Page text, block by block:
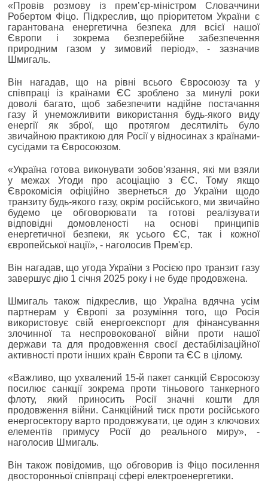
«Провів розмову із премʼєр-міністром Словаччини
Робертом Фіцо. Підкреслив, що пріоритетом України є
гарантована енергетична безпека для всієї нашої
Європи і зокрема безперебійне забезпечення
природним газом у зимовий період», - зазначив
Шмигаль.
Він нагадав, що на рівні всього Євросоюзу та у
співпраці із країнами ЄС зроблено за минулі роки
доволі багато, щоб забезпечити надійне постачання
газу й унеможливити використання будь-якого виду
енергії як зброї, що протягом десятиліть було
звичайною практикою для Росії у відносинах з країнами-
сусідами та Євросоюзом.
«Україна готова виконувати зобовʼязання, які ми взяли
у межах Угоди про асоціацію з ЄС. Тому якщо
Єврокомісія офіційно звернеться до України щодо
транзиту будь-якого газу, окрім російського, ми звичайно
будемо це обговорювати та готові реалізувати
відповідні домовленості на основі принципів
енергетичної безпеки, як усього ЄС, так і кожної
європейської нації», - наголосив Прем'єр.
Він нагадав, що угода України з Росією про транзит газу
завершує дію 1 січня 2025 року і не буде продовжена.
Шмигаль також підкреслив, що Україна вдячна усім
партнерам у Європі за розуміння того, що Росія
використовує свій енергоекспорт для фінансування
злочинної та неспровокованої війни проти нашої
держави та для продовження своєї дестабілізаційної
активності проти інших країн Європи та ЄС в цілому.
«Важливо, що ухвалений 15-й пакет санкцій Євросоюзу
посилює санкції зокрема проти тіньового танкерного
флоту, який приносить Росії значні кошти для
продовження війни. Санкційний тиск проти російського
енергосектору варто продовжувати, це один з ключових
елементів примусу Росії до реального миру», -
наголосив Шмигаль.
Він також повідомив, що обговорив із Фіцо посилення
двосторонньої співпраці сфері електроенергетики.